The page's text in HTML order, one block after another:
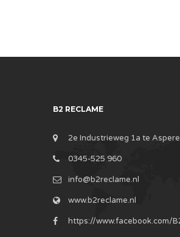
B2 RECLAME
2e Industrieweg 1a te
0345-525 960
info@b2reclame.nl
www.b2reclame.nl
https://www.facebook.com/